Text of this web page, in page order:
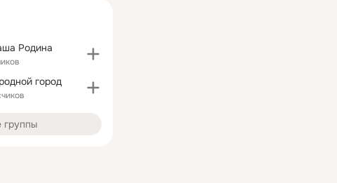
Родина
город
группы